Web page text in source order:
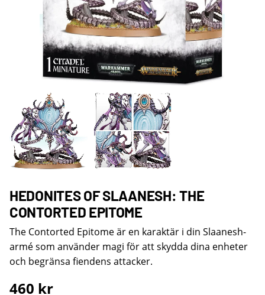
HEDONITES OF SLAANESH: THE
CONTORTED EPITOME
The Contorted Epitome är en karaktär i din Slaanesh-
armé som använder magi för att skydda dina enheter
och begränsa fiendens attacker.
460 kr